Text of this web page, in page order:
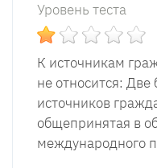
Уровень теста
К источникам
не относится:
источников
общепринятая в
международного